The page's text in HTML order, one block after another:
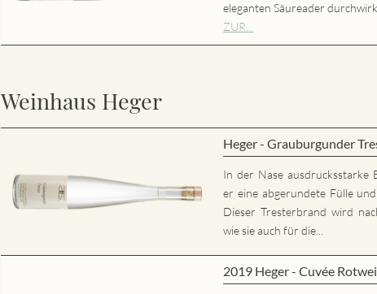
eleganten Säureader
ZUR...
Weinhaus Heger
Heger - Grauburgunder
In der Nase ausdrucksstarke
er eine abgerundete Fülle
Dieser Tresterbrand wird
wie sie auch für die...
2019 Heger - Cuvée